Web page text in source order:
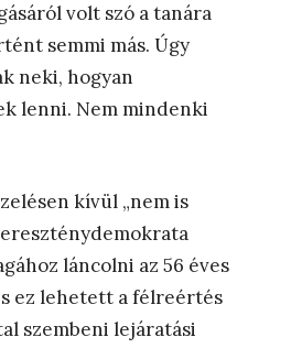
volt szó a tanára
semmi más. Úgy
neki, hogyan
lenni. Nem mindenki
kívül „nem is
láncolni az 56 éves
ez lehetett a félreértés
szembeni lejáratási